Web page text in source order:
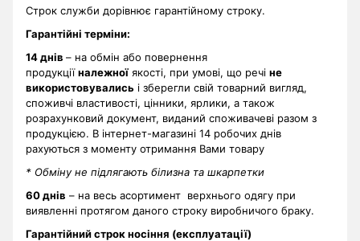
Строк служби дорівнює гарантійному строку.
Гарантійні терміни:
14 днів – на обмін або повернення
продукціїналежної якості, при умові, що речі не
використовувались і зберегли свій товарний вигляд,
споживчі властивості, цінники, ярлики, а також
розрахунковий документ, виданий споживачеві разом з
продукцією. В інтернет-магазині 14 робочих днів
рахуються з моменту отримання Вами товару
* Обміну не підлягають білизна та шкарпетки
60 днів – на весь асортимент верхнього одягу при
виявленні протягом даного строку виробничого браку.
Гарантійний строк носіння (експлуатації)